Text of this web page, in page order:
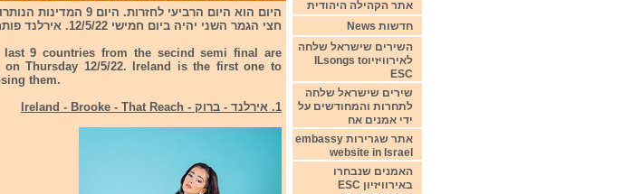
היום הוא היום הרביעי
חצי הגמר השני יהיה ביום חמישי 12/5/22. אירלנד פותחת את החזרות היום וצ'כיה סוגרת אותן.
9 countries from the secind semi final are
Thursday 12/5/22. Ireland is the first one to
them.
1. אירלנד - ברוק - Ireland - Brooke - That Reach
אתר הקהילה היהודית
חדשות News
השירים שישראל שלחה
לאירוויזיוILsongs to
ESC
שירים שישראל שלחה
לתחרות והמחודשים על
ידי אמנים אח
אתר שגרירות embassy
website in Israel
האמנים שנבחרו
באירוויזיון ESC